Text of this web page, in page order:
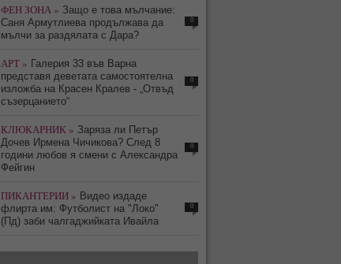
ФЕН ЗОНА » Защо е това мълчание:
Саня Армутлиева продължава да
мълчи за раздялата с Дара?
0
АРТ » Галерия 33 във Варна
представя деветата самостоятелна
изложба на Красен Кралев - „Отвъд
съзерцанието“
0
КЛЮКАРНИК » Заряза ли Петър
Дочев Ирмена Чичикова? След 8
години любов я смени с Александра
Фейгин
0
ПИКАНТЕРИИ » Видео издаде
флирта им: Футболист на "Локо"
(Пд) заби чалгаджийката Ивайла
0